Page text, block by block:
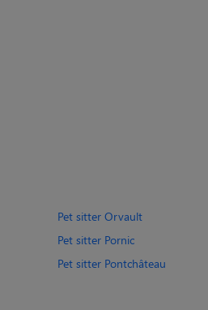
Pet sitter Orvault
Pet sitter Pornic
Pet sitter Pontchâteau